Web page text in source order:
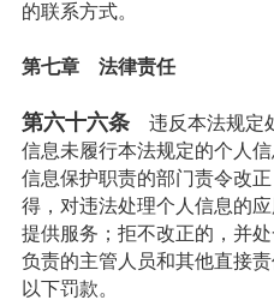
的联系方式。
第七章 法律责任
第六十六条违反本法规定
信息未履行本法规定的个人
信息保护职责的部门责令改
得，对违法处理个人信息的
提供服务；拒不改正的，并
负责的主管人员和其他直接
以下罚款。